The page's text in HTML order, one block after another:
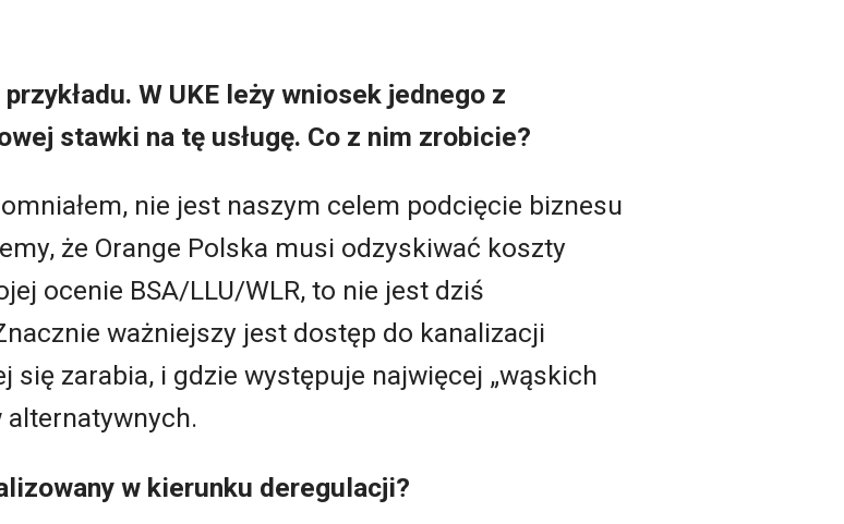
W UKE leży wniosek jednego z
stawki na tę usługę. Co z nim zrobicie?
nie jest naszym celem podcięcie biznesu
że Orange Polska musi odzyskiwać koszty
ocenie BSA/LLU/WLR, to nie jest dziś
ważniejszy jest dostęp do kanalizacji
zarabia, i gdzie występuje najwięcej „wąskich
alternatywnych.
w kierunku deregulacji?